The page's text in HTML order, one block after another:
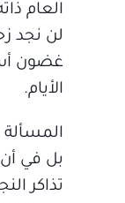
العام
لن نجد
غضون
الأيام.
بل في
تذاكر